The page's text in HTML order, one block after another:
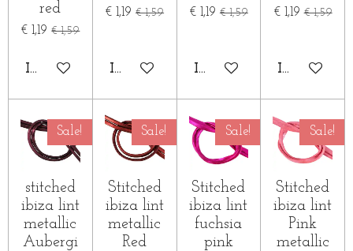
red
€ 1,19 € 1,59
IN WINKELWAGEN
€ 1,19 € 1,59
IN WINKELWAGEN
€ 1,19 € 1,59
IN WINKELWAGEN
€ 1,19 € 1,59
IN
Sale!
stitched
ibiza lint
metallic
Aubergi
Sale!
Stitched
ibiza lint
metallic
Red
Sale!
Stitched
ibiza lint
fuchsia
pink
Sale!
Stitched
ibiza lint
Pink
metallic